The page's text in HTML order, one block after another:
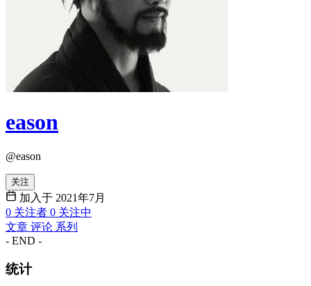
eason
@eason
关注
加入于 2021年7月
0 关注者 0 关注中
文章 评论 系列
- END -
统计